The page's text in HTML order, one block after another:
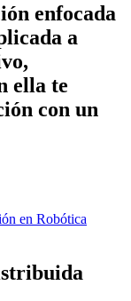
enfocada
a
ella te
con un
en Robótica